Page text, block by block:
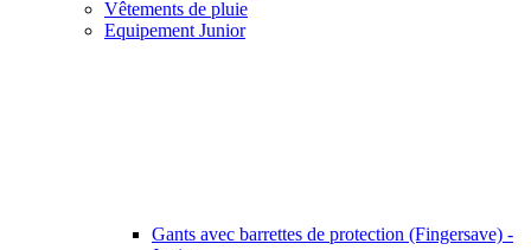
Vêtements de pluie
Equipement Junior
Gants avec barrettes de protection (Fingersave) -